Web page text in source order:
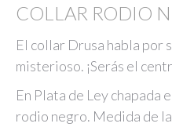
COLLAR RODIO
El collar Drusa habla por
misterioso. ¡Serás el
En Plata de Ley chapada
rodio negro. Medida de la